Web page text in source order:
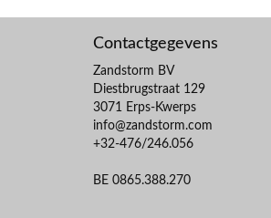
Contactgegevens
Zandstorm BV
Diestbrugstraat 129
3071 Erps-Kwerps
info@zandstorm.com
+32-476/246.056
BE 0865.388.270